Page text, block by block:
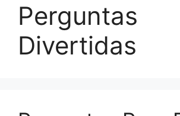
Perguntas
Divertidas